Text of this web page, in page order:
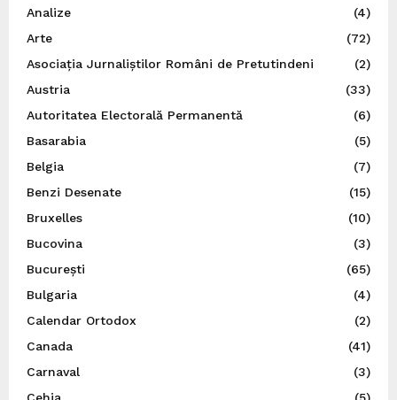
Analize
(4)
Arte
(72)
Asociația Jurnaliștilor Români de Pretutindeni
(2)
Austria
(33)
Autoritatea Electorală Permanentă
(6)
Basarabia
(5)
Belgia
(7)
Benzi Desenate
(15)
Bruxelles
(10)
Bucovina
(3)
București
(65)
Bulgaria
(4)
Calendar Ortodox
(2)
Canada
(41)
Carnaval
(3)